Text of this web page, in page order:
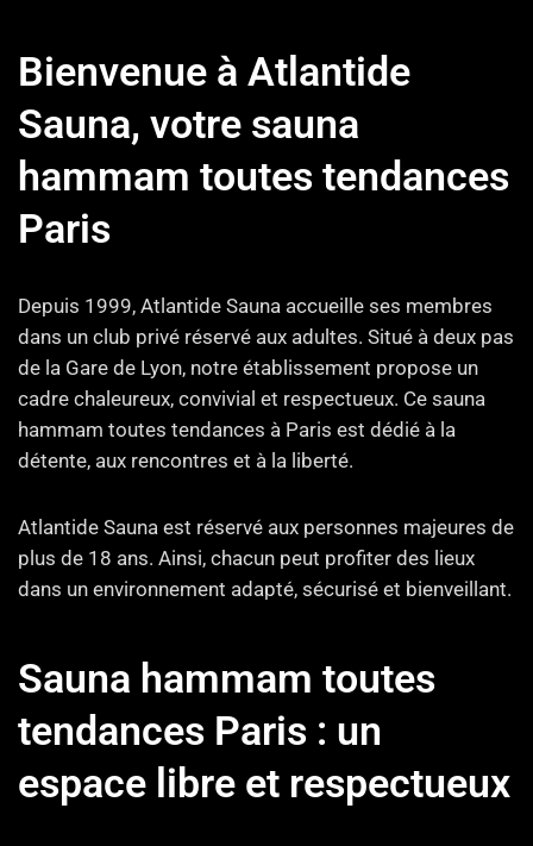
Bienvenue à Atlantide
Sauna, votre sauna
hammam toutes tendances
Paris
Depuis 1999, Atlantide Sauna accueille ses membres
dans un club privé réservé aux adultes. Situé à deux pas
de la Gare de Lyon, notre établissement propose un
cadre chaleureux, convivial et respectueux. Ce sauna
hammam toutes tendances à Paris est dédié à la
détente, aux rencontres et à la liberté.
Atlantide Sauna est réservé aux personnes majeures de
plus de 18 ans. Ainsi, chacun peut profiter des lieux
dans un environnement adapté, sécurisé et bienveillant.
Sauna hammam toutes
tendances Paris : un
espace libre et respectueux